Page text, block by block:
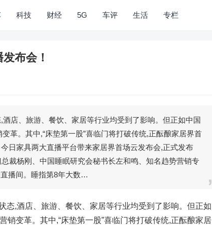
科技 财经 5G 车评 生活 专栏
布会！
店、旅游、餐饮、家居等行业均受到了影响。但正如中国
革。其中,“床垫第一股”喜临门将打破传统,正酝酿家居界首
日家具两大直播平台带来家居界首场云发布会,正式发布
裁杨刚、中国睡眠研究会秘书长左和鸣、知名趋势营销专
播间。睡指第8年大数…
,酒店、旅游、餐饮、家居等行业均受到了影响。但正如
变革。其中,“床垫第一股”喜临门将打破传统,正酝酿家居